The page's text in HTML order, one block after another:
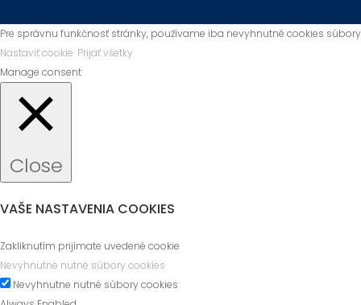
Pre správnu funkčnosť stránky, používame iba nevyhnutné cookies
Nastaviť cookie Prijať všetky
Manage consent
Close
VAŠE NASTAVENIA COOKIES
Zakliknutím prijímate uvedené cookie
Nevyhnutne nutné súbory cookies
Nevyhnutne nutné súbory cookies